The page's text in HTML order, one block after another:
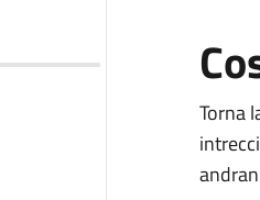
Torna